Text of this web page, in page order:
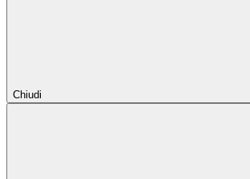
Chiudi